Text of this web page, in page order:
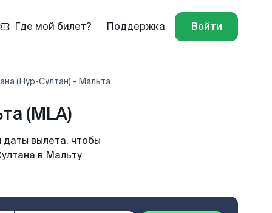
Где мой билет? Поддержка Войти
(Нур-Султан) - Мальта
(MLA)
вылета, чтобы
в Мальту